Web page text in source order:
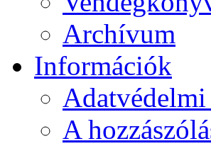
Archívum
Információk
A